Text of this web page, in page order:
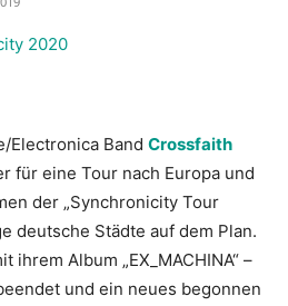
Electronica Band Crossfaith
für eine Tour nach Europa und
der „Synchronicity Tour
deutsche Städte auf dem Plan.
ihrem Album „EX_MACHINA“ –
und ein neues begonnen